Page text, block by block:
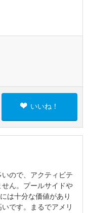
いいね！
ので、アクティビテ
ん。プールサイドや
十分な価値があり
です。まるでアメリ